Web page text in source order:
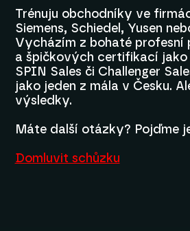
Trénuju obchodníky ve
Siemens, Schiedel, Yusen
Vycházím z bohaté profesní
a špičkových certifikací jako
SPIN Sales či Challenger
jako jeden z mála v Česku.
výsledky.
Máte další otázky? Pojďme
Domluvit schůzku